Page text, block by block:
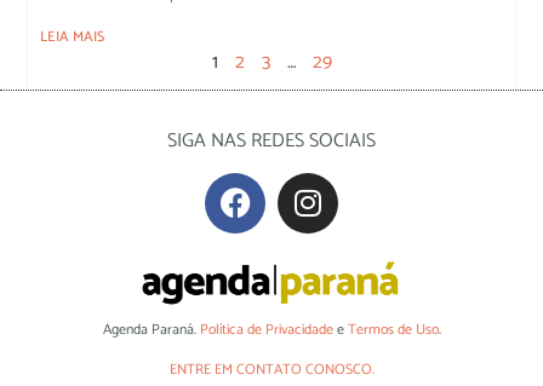
LEIA MAIS
1 2 3 … 29
SIGA NAS REDES SOCIAIS
Agenda Paraná. Política de PrivacidadeeTermos de Uso.
ENTRE EM CONTATO CONOSCO.